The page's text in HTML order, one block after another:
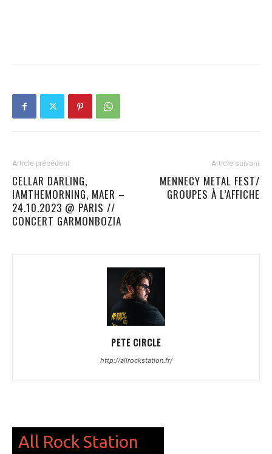
Article précédent
CELLAR DARLING,
IAMTHEMORNING, MAER –
24.10.2023 @ PARIS //
CONCERT GARMONBOZIA
Article suivant
MENNECY METAL FEST/
GROUPES À L’AFFICHE
PETE CIRCLE
http://allrockstation.fr/